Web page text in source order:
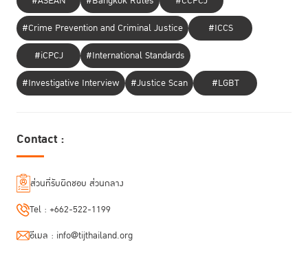
ในแต่ละวันจะมีการหมุนเวียนของศิลปินที่มาร่วมพูดคุยเกี่ยวกับแรงบันดาลใน
ในการสร้างงานศิลปะและมุมมองเกี่ยวกับการให้โอกาส รวมถึงกิจกรรมเวิร์ค
ช้อป
นิทรรศการความงามของโอกาสเปิดให้เข้าชมได้ตั้งแต่วันที่ 22 – 26 ธันวาคม
พ.ศ. 2564 ตั้งแต่เวลา 10.00 – 19.00 น. ณ อุทยาน 100 ปี จุฬาลงกรณ์
กิจกรรมเสวนา ได้ที่
จ่าย)
สูจิบัตรนิทรรศการ "ความงามของโอกาส"
#Crime Prevention and Criminal Justice
#ICCS
#iCPCJ
#International Standards
#Investigative Interview
#Justice Scan #LGBT
Contact :
ส่วนที่รับผิดชอบ ส่วนกลาง
Tel : +662-522-1199
อีเมล : info@tijthailand.org